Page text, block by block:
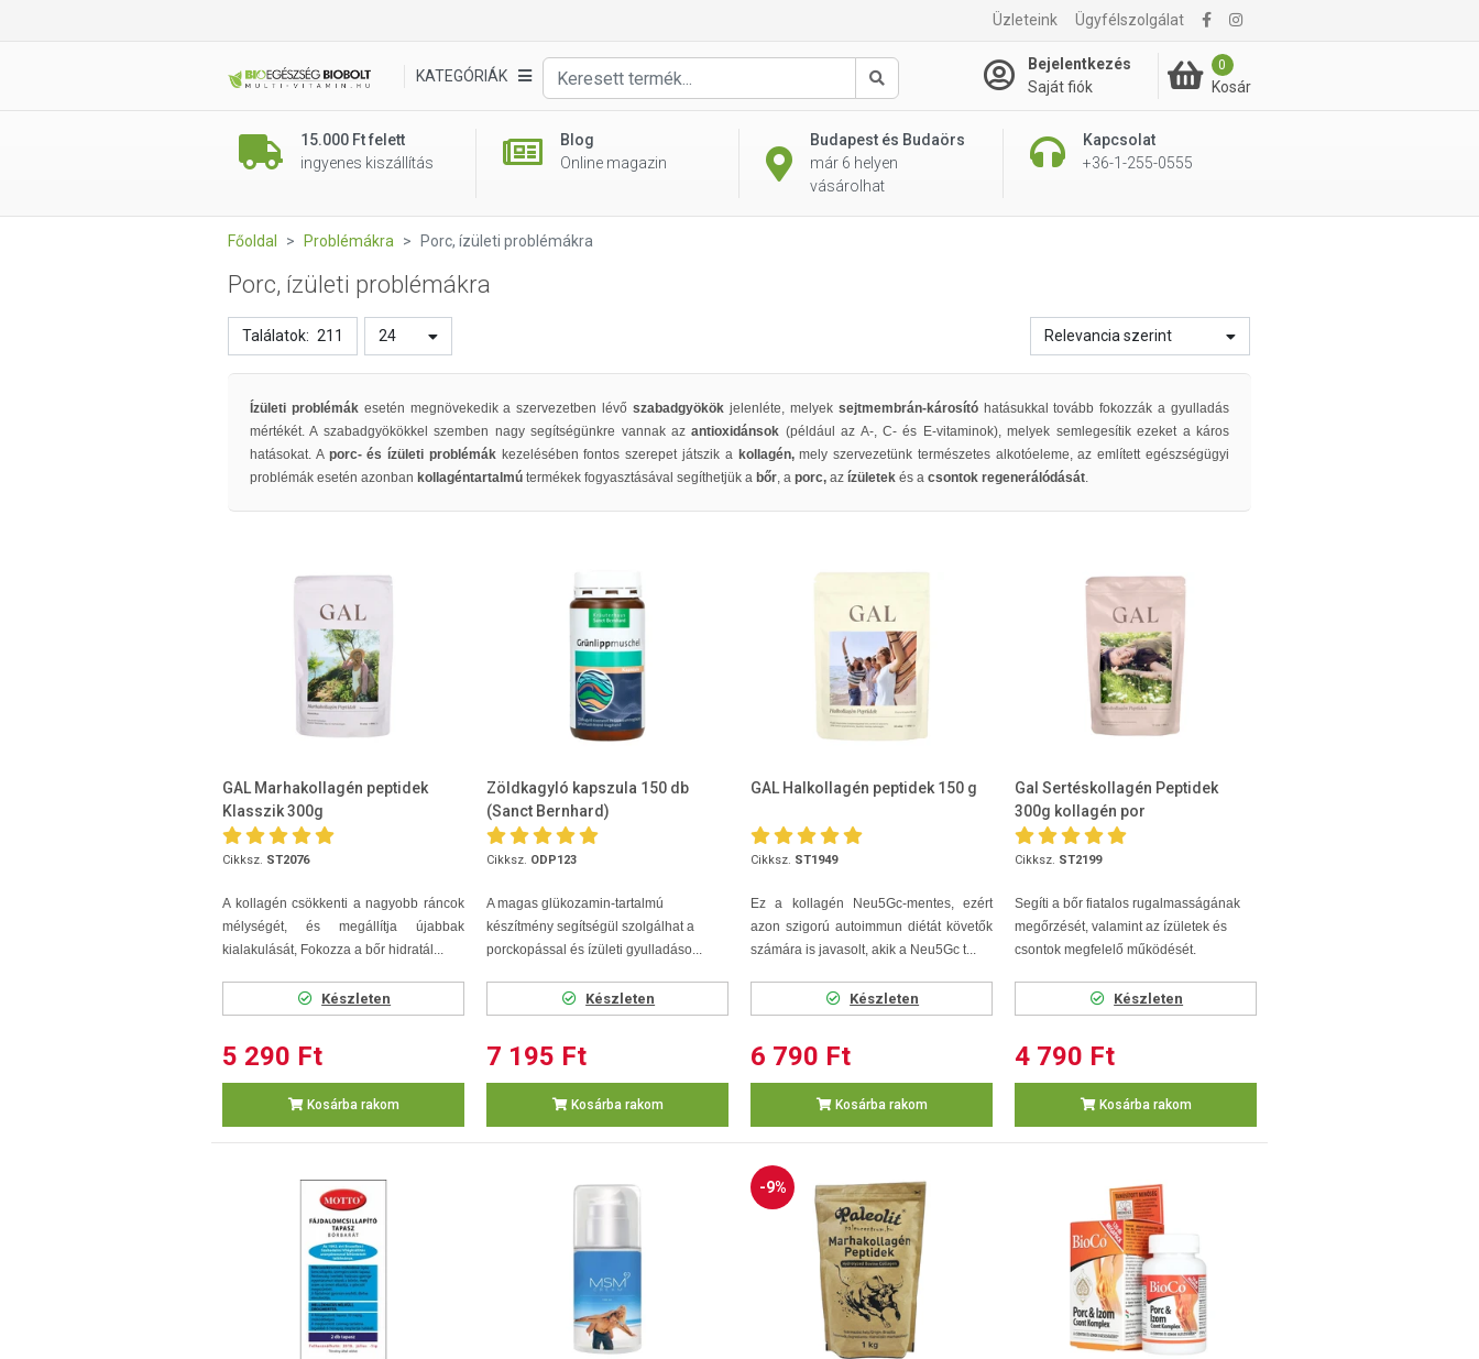
Üzleteink Ügyfélszolgálat
KATEGÓRIÁK
Keresés
Bejelentkezés
Saját fiók
0
Kosár
15.000 Ft felett
ingyenes kiszállítás
Blog
Online magazin
Budapest és Budaörs
már 6 helyen
vásárolhat
Kapcsolat
+36-1-255-0555
Főoldal Problémákra Porc, ízületi problémákra
Porc, ízületi problémákra
Találatok: 211 24 Relevancia szerint
Ízületi problémákesetén megnövekedik a szervezetben lévőszabadgyökök jelenléte, melyek sejtmembrán-károsítóhatásukkal tovább fokozzák a gyulladás
mértékét. A szabadgyökökkel szemben nagy segítségünkre vannak azantioxidánsok (például az A-, C- és E-vitaminok), melyek semlegesítik ezeket a káros
hatásokat. A porc- és ízületi problémákkezelésében fontos szerepet játszik a kollagén,mely szervezetünk természetes alkotóeleme, az említett egészségügyi
problémák esetén azonban kollagéntartalmú termékek fogyasztásával segíthetjük a bőr, a porc, az ízületek és a csontok regenerálódását.
GAL Marhakollagén peptidek
Klasszik 300g
Cikksz. ST2076
A kollagén csökkenti a nagyobb ráncok
mélységét, és megállítja újabbak
kialakulását, Fokozza a bőr hidratál...
Készleten
5 290 Ft
Kosárba rakom
Zöldkagyló kapszula 150 db
(Sanct Bernhard)
Cikksz. ODP123
A magas glükozamin-tartalmú
készítmény segítségül szolgálhat a
porckopással és ízületi gyulladáso...
Készleten
7 195 Ft
Kosárba rakom
GAL Halkollagén peptidek 150 g
Cikksz. ST1949
Ez a kollagén Neu5Gc-mentes, ezért
azon szigorú autoimmun diétát követők
számára is javasolt, akik a Neu5Gc t...
Készleten
6 790 Ft
Kosárba rakom
Gal Sertéskollagén Peptidek
300g kollagén por
Cikksz. ST2199
Segíti a bőr fiatalos rugalmasságának
megőrzését, valamint az ízületek és
csontok megfelelő működését.
Készleten
4 790 Ft
Kosárba rakom
-9%